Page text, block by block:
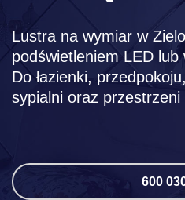
Lustra na wymiar w
podświetleniem LED lub
Do łazienki,
sypialni oraz
600